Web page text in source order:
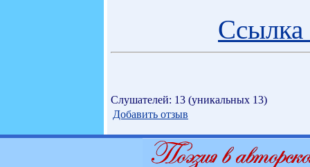
Ссылка
Слушателей: 13 (уникальных 13)
Добавить отзыв